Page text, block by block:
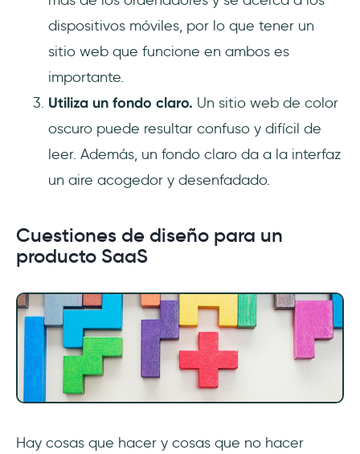
dispositivos móviles, por lo que tener un
sitio web que funcione en ambos es
importante.
Utiliza un fondo claro. Un sitio web de color
oscuro puede resultar confuso y difícil de
leer. Además, un fondo claro da a la interfaz
un aire acogedor y desenfadado.
Cuestiones de diseño para un
producto SaaS
Hay cosas que hacer y cosas que no hacer